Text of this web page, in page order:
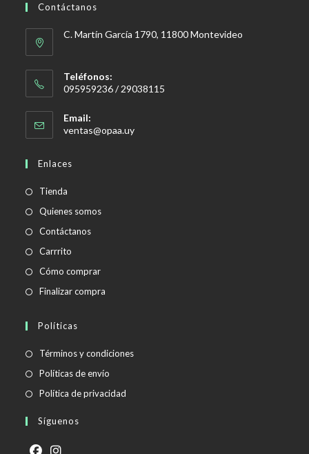
Contáctanos
C. Martín García 1790, 11800 Montevideo
Teléfonos:
095959236 / 29038115
Email:
ventas@opaa.uySe
Enlaces
Tienda
Quienes somos
Contáctanos
Carrrito
Cómo comprar
Finalizar compra
Políticas
Términos y condicionesSe
Políticas de envío
abre
Política de privacidad
Síguenos